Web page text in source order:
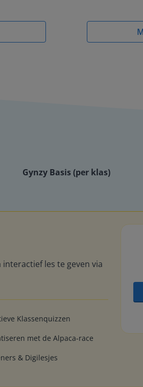
Gynzy Basis (per klas)
les te geven via
Klassenquizzen
met de Alpaca-race
& Digilesjes